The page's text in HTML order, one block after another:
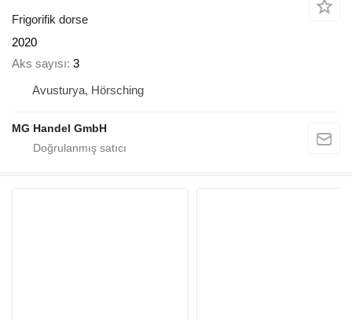
Frigorifik dorse
2020
Aks sayısı 3
Avusturya, Hörsching
MG Handel GmbH